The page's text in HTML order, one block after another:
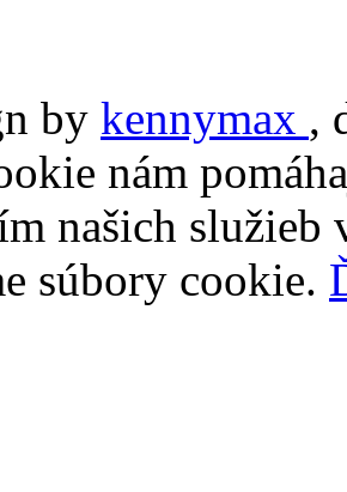
by kennymax ,
nám
našich služieb
súbory cookie.